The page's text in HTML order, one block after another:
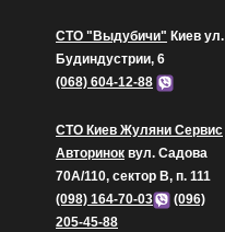
СТО "Выдубичи" Киев ул.
Будиндустрии, 6
(068) 604-12-88
СТО Киев Жуляни Сервис
Авторинок вул. Садова
70А/110, сектор В, п. 111
(098) 164-70-03
(096)
205-45-88